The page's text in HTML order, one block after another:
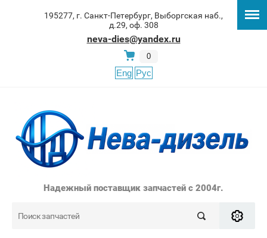
195277, г. Санкт-Петербург, Выборгская наб.,
д.29, оф. 308
neva-dies@yandex.ru
0
Eng Рус
Надежный поставщик запчастей с 2004г.